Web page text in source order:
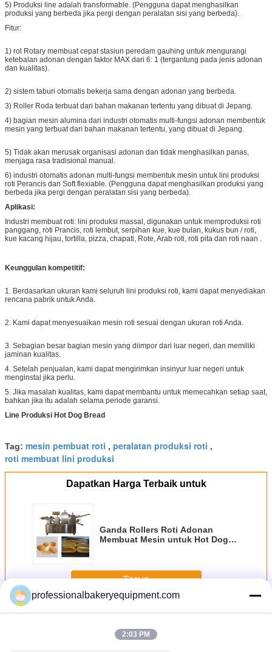
5) Produksi line adalah transformable. (Pengguna dapat menghasilkan
produksi yang berbeda jika pergi dengan peralatan sisi yang berbeda).
Fitur:
1) rol Rotary membuat cepat stasiun peredam gauhing untuk mengurangi
ketebalan adonan dengan faktor MAX dari 6: 1 (tergantung pada jenis adonan
dan kualitas).
2) sistem taburi otomatis bekerja sama dengan adonan yang berbeda.
3) Roller Roda terbuat dari bahan makanan tertentu yang dibuat di Jepang.
4) bagian mesin alumina dari industri otomatis multi-fungsi adonan membentuk
mesin yang terbuat dari bahan makanan tertentu, yang dibuat di Jepang.
5) Tidak akan merusak organisasi adonan dan tidak menghasilkan panas,
menjaga rasa tradisional manual.
6) industri otomatis adonan multi-fungsi membentuk mesin untuk lini produksi
roti Perancis dan Soft flexiable. (Pengguna dapat menghasilkan produksi yang
berbeda jika pergi dengan peralatan sisi yang berbeda).
Aplikasi:
Industri membuat roti: lini produksi massal, digunakan untuk memproduksi roti
panggang, roti Prancis, roti lembut, serpihan kue, kue bulan, kukus bun / roti,
kue kacang hijau, tortilla, pizza, chapati, Rote, Arab roti, roti pita dan roti naan .
Keunggulan kompetitif:
1. Berdasarkan ukuran kami seluruh lini produksi roti, kami dapat menyediakan
rencana pabrik untuk Anda.
2. Kami dapat menyesuaikan mesin roti sesuai dengan ukuran roti Anda.
3. Sebagian besar bagian mesin yang diimpor dari luar negeri, dan memiliki
jaminan kualitas.
4. Setelah penjualan, kami dapat mengirimkan insinyur luar negeri untuk
menginstal jika perlu.
5. Jika masalah kualitas, kami dapat membantu untuk memecahkan setiap saat,
bahkan jika itu adalah selama periode garansi.
Line Produksi Hot Dog Bread
Tag: mesin pembuat roti , peralatan produksi roti ,
roti membuat lini produksi
Dapatkan Harga Terbaik untuk
Ganda Rollers Roti Adonan
Membuat Mesin untuk Hot Dog
Terus
LebihLine Produksi Roti
professionalbakeryequipment.com
2:03 PM